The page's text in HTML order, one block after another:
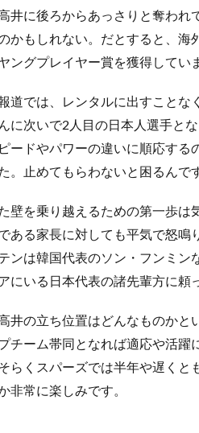
井に後ろからあっさりと奪わ
かもしれない。だとすると、
ングプレイヤー賞を獲得してい
道では、レンタルに出すことな
に次いで2人目の日本人選手と
ードやパワーの違いに順応す
。止めてもらわないと困るんで
壁を乗り越えるための第一歩は
ある家長に対しても平気で怒
ンは韓国代表のソン・フンミ
にいる日本代表の諸先輩方に頼
井の立ち位置はどんなものかと
チーム帯同となれば適応や活
らくスパーズでは半年や遅く
非常に楽しみです。